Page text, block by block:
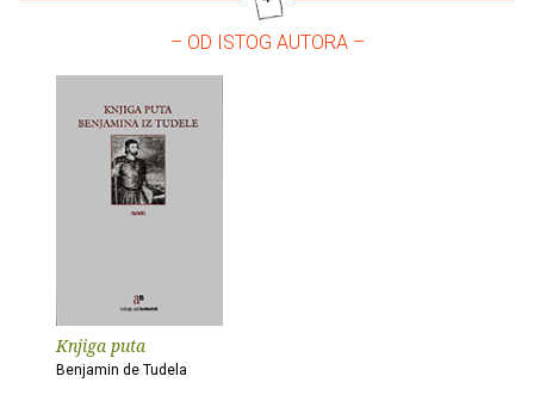
– OD ISTOG AUTORA –
Knjiga puta
Benjamin de Tudela